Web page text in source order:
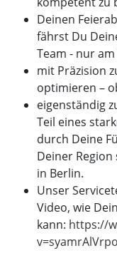
Deinen
fährst Du
Team - nur
mit Präzision
optimieren –
eigenständig
Teil eines
durch Deine
Deiner
in Berlin.
Unser
Video, wie
kann: https://
v=syamrAlVrpo